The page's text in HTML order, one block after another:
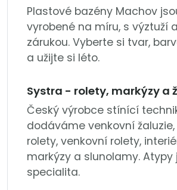
Plastové bazény Machov
vyrobené na míru, s výztuží
zárukou. Vyberte si tvar,
a užijte si léto.
Systra - rolety, markýzy a
Český výrobce stínící
dodáváme venkovní
rolety, venkovní rolety,
markýzy a slunolamy. Atypy
specialita.